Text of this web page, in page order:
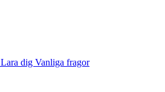
Lara dig Vanliga fragor